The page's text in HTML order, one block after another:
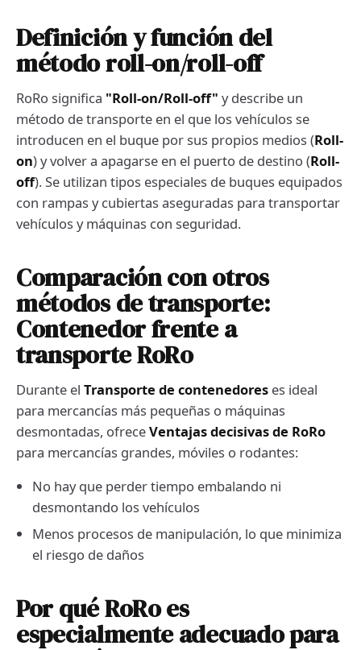
Definición y función del
método roll-on/roll-off
RoRo significa "Roll-on/Roll-off" y describe un
método de transporte en el que los vehículos se
introducen en el buque por sus propios medios (Roll-
on) y volver a apagarse en el puerto de destino (Roll-
off). Se utilizan tipos especiales de buques equipados
con rampas y cubiertas aseguradas para transportar
vehículos y máquinas con seguridad.
Comparación con otros
métodos de transporte:
Contenedor frente a
transporte RoRo
Durante el Transporte de contenedores es ideal
para mercancías más pequeñas o máquinas
desmontadas, ofreceVentajas decisivas de RoRo
para mercancías grandes, móviles o rodantes:
No hay que perder tiempo embalando ni
desmontando los vehículos
Menos procesos de manipulación, lo que minimiza
el riesgo de daños
Por qué RoRo es
especialmente adecuado para